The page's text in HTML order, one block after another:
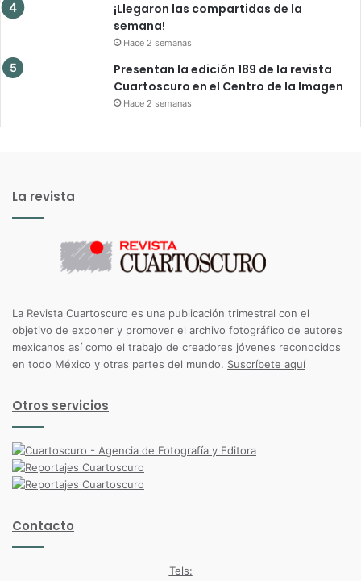
¡Llegaron las compartidas de la
semana!
Hace 2 semanas
Presentan la edición 189 de la revista
Cuartoscuro en el Centro de la Imagen
Hace 2 semanas
La revista
La Revista Cuartoscuro es una publicación trimestral con el
objetivo de exponer y promover el archivo fotográfico de autores
mexicanos así como el trabajo de creadores jóvenes reconocidos
en todo México y otras partes del mundo. Suscríbete aquí
Otros servicios
Contacto
Tels: